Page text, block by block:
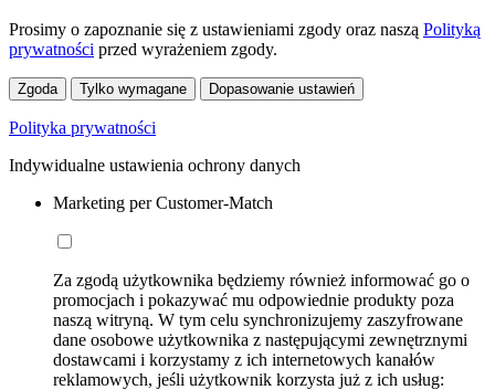
Prosimy o zapoznanie się z ustawieniami zgody oraz naszą Polityką
prywatności przed wyrażeniem zgody.
Zgoda Tylko wymagane Dopasowanie ustawień
Polityka prywatności
Indywidualne ustawienia ochrony danych
Marketing per Customer-Match
Za zgodą użytkownika będziemy również informować go o
promocjach i pokazywać mu odpowiednie produkty poza
naszą witryną. W tym celu synchronizujemy zaszyfrowane
dane osobowe użytkownika z następującymi zewnętrznymi
dostawcami i korzystamy z ich internetowych kanałów
reklamowych, jeśli użytkownik korzysta już z ich usług: